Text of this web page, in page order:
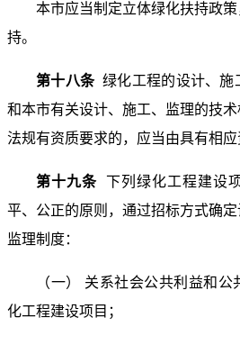
本市应当制定立体绿化扶持政
持。
第十八条 绿化工程的设计、施
和本市有关设计、施工、监理的技
法规有资质要求的，应当由具有相应
第十九条 下列绿化工程建设
平、公正的原则，通过招标方式确
监理制度：
（一） 关系社会公共利益和
化工程建设项目；